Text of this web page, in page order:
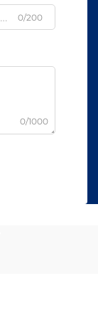
0/200
0/1000